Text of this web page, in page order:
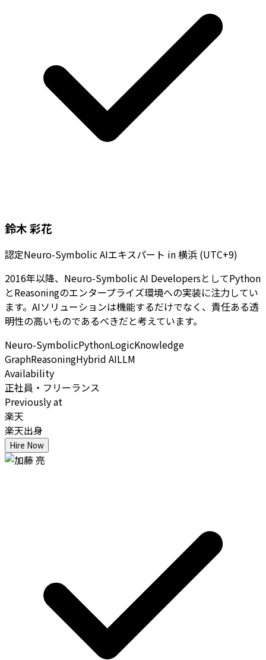
鈴木 彩花
認定Neuro-Symbolic AIエキスパート in横浜 (UTC+9)
2016年以降、Neuro-Symbolic AI DevelopersとしてPython
とReasoningのエンタープライズ環境への実装に注力してい
ます。AIソリューションは機能するだけでなく、責任ある透
明性の高いものであるべきだと考えています。
Neuro-SymbolicPythonLogicKnowledge
GraphReasoningHybrid AILLM
Availability
正社員・フリーランス
Previously at
楽天
楽天出身
Hire Now